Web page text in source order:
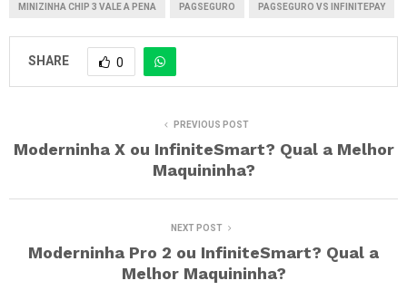
MINIZINHA CHIP 3 VALE A PENA PAGSEGURO PAGSEGURO VS INFINITEPAY
SHARE 0
PREVIOUS POST
Moderninha X ou InfiniteSmart? Qual a Melhor
Maquininha?
NEXT POST
Moderninha Pro 2 ou InfiniteSmart? Qual a
Melhor Maquininha?